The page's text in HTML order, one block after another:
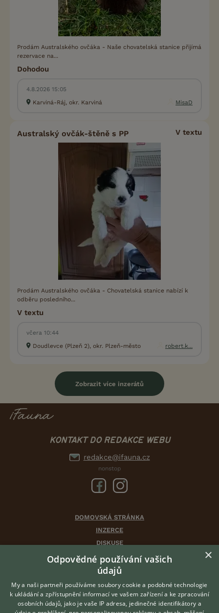
Prodám Australského ovčáka - Naše chovatelská stanice přijímá
rezervace na...
Dohodou
4.8.2026 15:05
Karviná-Ráj, okr. Karviná
MisaD
Australský ovčák-štěně s PP V textu
Prodám Australského ovčáka - Chovatelská stanice nabízí k
odběru posledního...
V textu
včera 10:44
Doudlevce (Plzeň 2), okr. Plzeň-město
robert.k...
Zobrazit více inzerátů
KONTAKT DO REDAKCE WEBU
redakce@ifauna.cz
nonstop
DOMOVSKÁ STRÁNKA
INZERCE
DISKUSE
ČLÁNKY
CHOVATELSKÉ STANICE
ATLAS
VÝBĚR VHODNÉHO PLEMENE
×
Odpovědné používání vašich
údajů
My a naši partneři používáme soubory cookie a podobné technologie
k ukládání a zpřístupnění informací ve vašem zařízení a ke zpracování
osobních údajů, jako je vaše IP adresa, jedinečné identifikátory a